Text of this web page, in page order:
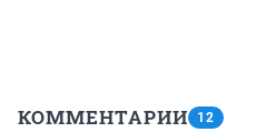
КОММЕНТАРИИ 12